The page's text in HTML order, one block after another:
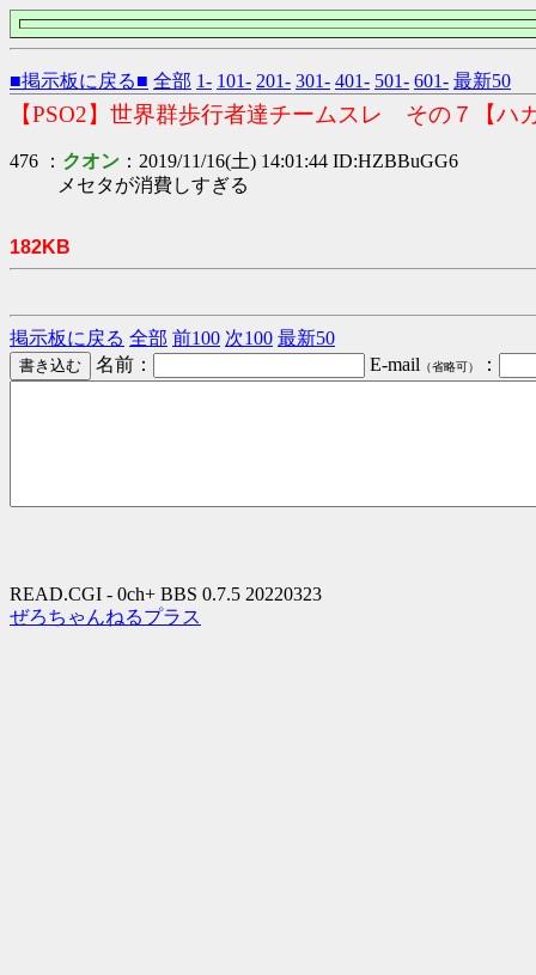
■掲示板に戻る■ 全部 1- 101- 201- 301- 401- 501- 601- 最新50
【PSO2】世界群歩行者達チームスレ その７【ハ
476 ： クオン ：2019/11/16(土) 14:01:44 ID:HZBBuGG6
メセタが消費しすぎる
182KB
掲示板に戻る 全部 前100 次100 最新50
名前：
E-mail （省略可） ：
READ.CGI - 0ch+ BBS 0.7.5 20220323
ぜろちゃんねるプラス